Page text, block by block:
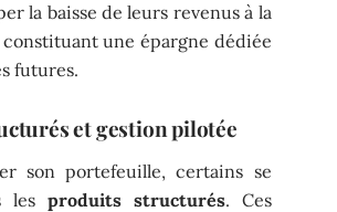
la baisse de leurs revenus à la
une épargne dédiée
futures.
et gestion pilotée
son portefeuille, certains se
les produits structurés. Ces